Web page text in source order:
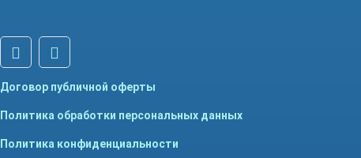
Договор публичной оферты
Политика обработки персональных данных
Политика конфиденциальности